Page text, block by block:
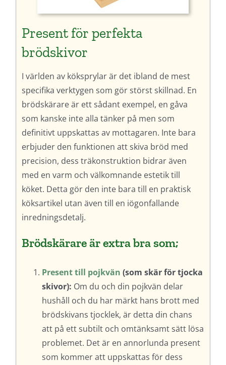
Present för perfekta
brödskivor
I världen av köksprylar är det ibland de mest
specifika verktygen som gör störst skillnad. En
brödskärare är ett sådant exempel, en gåva
som kanske inte alla tänker på men som
definitivt uppskattas av mottagaren. Inte bara
erbjuder den funktionen att skiva bröd med
precision, dess träkonstruktion bidrar även
med en varm och välkomnande estetik till
köket. Detta gör den inte bara till en praktisk
köksartikel utan även till en iögonfallande
inredningsdetalj.
Brödskärare är extra bra som;
Present till pojkvän (som skär för tjocka
skivor): Om du och din pojkvän delar
hushåll och du har märkt hans brott med
brödskivans tjocklek, är detta din chans
att på ett subtilt och omtänksamt sätt lösa
problemet. Det är en annorlunda present
som kommer att uppskattas för dess